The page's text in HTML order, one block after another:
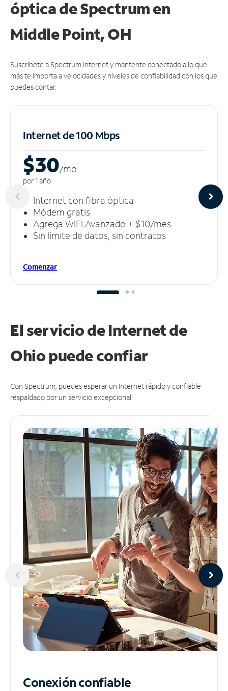
óptica de Spectrum en
Middle Point, OH
Suscríbete a Spectrum Internet y mantente conectado a lo que
más te importa a velocidades y niveles de confiabilidad con los que
puedes contar.
Internet de 100 Mbps
$30/mo
por 1 año
Internet con fibra óptica
Módem gratis
Agrega WiFi Avanzado + $10/mes
Sin límite de datos, sin contratos
Comenzar
El servicio de Internet de
Ohio puedeconfiar
Con Spectrum, puedes esperar un Internet rápido y confiable
respaldado por un servicio excepcional.
Conexión confiable